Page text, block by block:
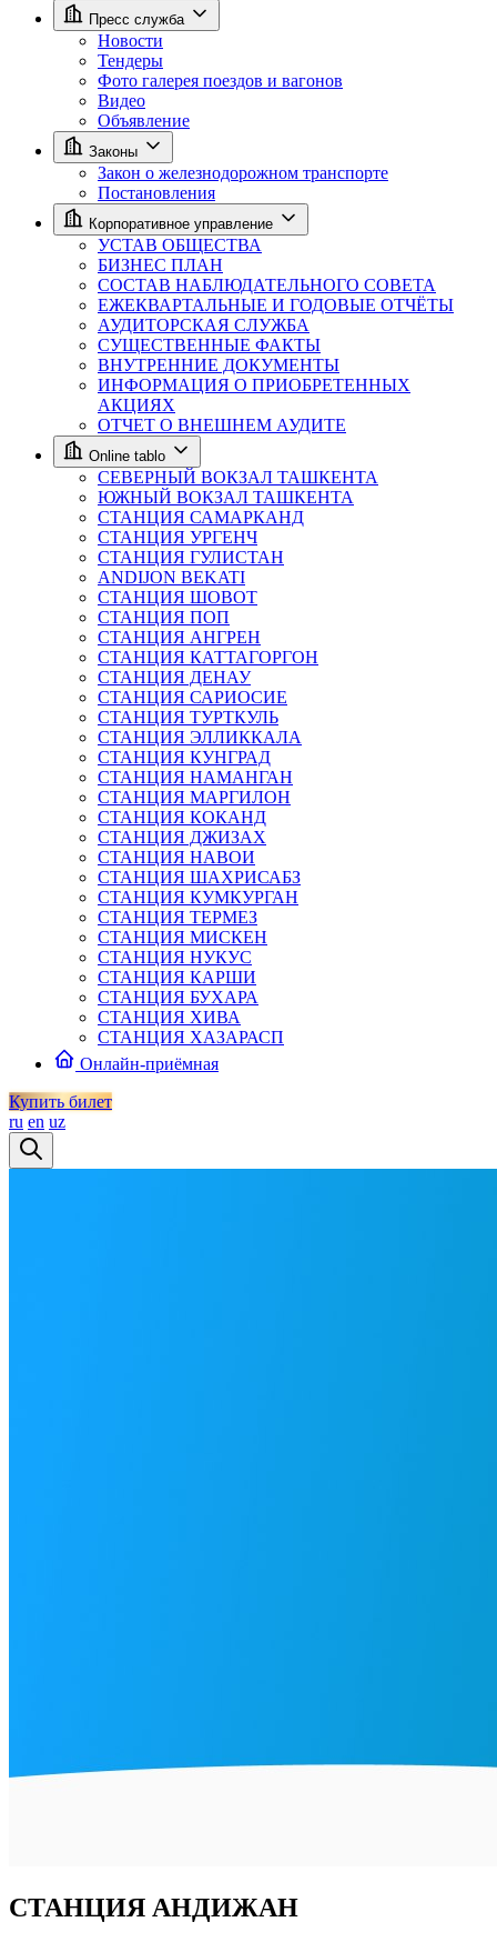
Пресс служба
Новости
Тендеры
Фото галерея поездов и вагонов
Видео
Объявление
Законы
Закон о железнодорожном транспорте
Постановления
Корпоративное управление
УСТАВ ОБЩЕСТВА
БИЗНЕС ПЛАН
СОСТАВ НАБЛЮДАТЕЛЬНОГО СОВЕТА
ЕЖЕКВАРТАЛЬНЫЕ И ГОДОВЫЕ ОТЧЁТЫ
АУДИТОРСКАЯ СЛУЖБА
СУЩЕСТВЕННЫЕ ФАКТЫ
ВНУТРЕННИЕ ДОКУМЕНТЫ
ИНФОРМАЦИЯ О ПРИОБРЕТЕННЫХ
АКЦИЯХ
ОТЧЕТ О ВНЕШНЕМ АУДИТЕ
Online tablo
СЕВЕРНЫЙ ВОКЗАЛ ТАШКЕНТА
ЮЖНЫЙ ВОКЗАЛ ТАШКЕНТА
СТАНЦИЯ САМАРКАНД
СТАНЦИЯ УРГЕНЧ
СТАНЦИЯ ГУЛИСТАН
ANDIJON BEKATI
СТАНЦИЯ ШОВОТ
СТАНЦИЯ ПОП
СТАНЦИЯ АНГРЕН
СТАНЦИЯ КАТТАГОРГОН
СТАНЦИЯ ДЕНАУ
СТАНЦИЯ САРИОСИЕ
СТАНЦИЯ ТУРТКУЛЬ
СТАНЦИЯ ЭЛЛИККАЛА
СТАНЦИЯ КУНГРАД
СТАНЦИЯ НАМАНГАН
СТАНЦИЯ МАРГИЛОН
СТАНЦИЯ КОКАНД
СТАНЦИЯ ДЖИЗАХ
СТАНЦИЯ НАВОИ
СТАНЦИЯ ШАХРИСАБЗ
СТАНЦИЯ КУМКУРГАН
СТАНЦИЯ ТЕРМЕЗ
СТАНЦИЯ МИСКЕН
СТАНЦИЯ НУКУС
СТАНЦИЯ КАРШИ
СТАНЦИЯ БУХАРА
СТАНЦИЯ ХИВА
СТАНЦИЯ ХАЗАРАСП
Онлайн-приёмная
Купить билет
ru en uz
СТАНЦИЯ АНДИЖАН